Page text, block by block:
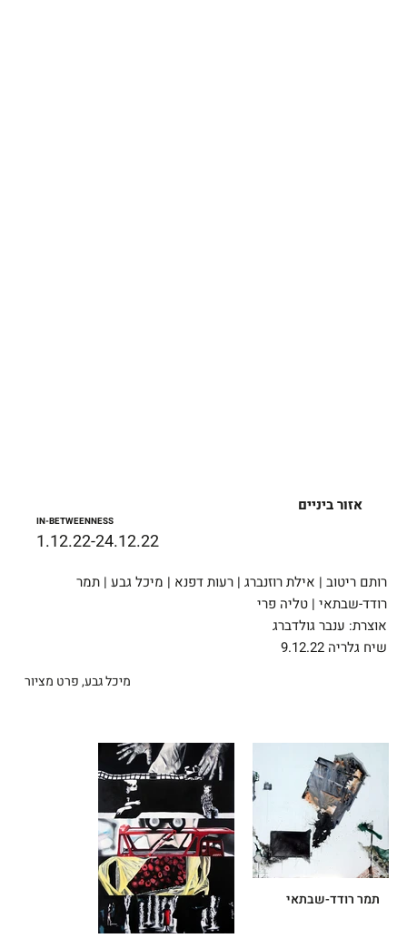
אזור ביניים
IN-BETWEENNESS
1.12.22-24.12.22
מיכל גבע, פרט מציור
רותם ריטוב | אילת רוזנברג | רעות דפנא | מיכל גבע | תמר
רודד-שבתאי | טליה פרי
אוצרת: ענבר גולדברג
שיח גלריה 9.12.22
תמר רודד-שבתאי